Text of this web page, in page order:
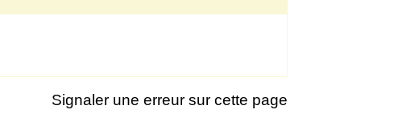
Signaler une erreur sur cette page